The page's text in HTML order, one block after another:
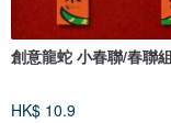
創意龍蛇 小春聯/春聯組
HK$ 10.9